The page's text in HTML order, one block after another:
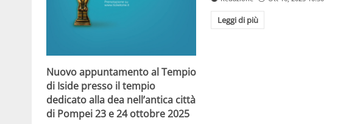
Nuovo appuntamento al Tempio
di Iside presso il tempio
dedicato alla dea nell’antica città
di Pompei 23 e 24 ottobre 2025
Leggi di più